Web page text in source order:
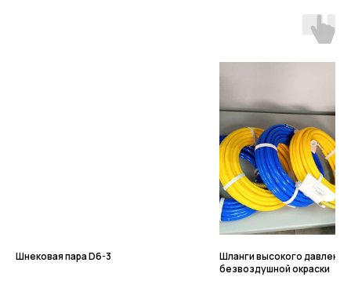
Шнековая пара D6-3
Шланги высокого давления
безвоздушной окраски